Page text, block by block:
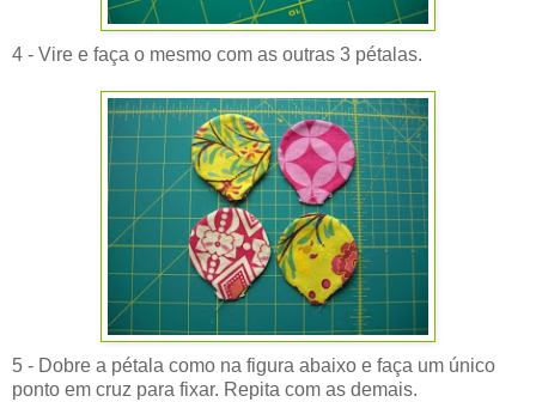
4 - Vire e faça o mesmo com as outras 3 pétalas.
5 - Dobre a pétala como na figura abaixo e faça um único
ponto em cruz para fixar. Repita com as demais.